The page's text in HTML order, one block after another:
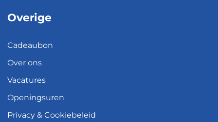
Overige
Cadeaubon
Over ons
Vacatures
Openingsuren
Privacy & Cookiebeleid